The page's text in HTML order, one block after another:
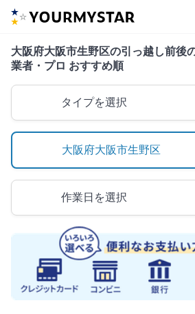
大阪府大阪市生野区の引っ越し前後
業者・プロ おすすめ順
タイプを選択
大阪府大阪市生野区
作業日を選択